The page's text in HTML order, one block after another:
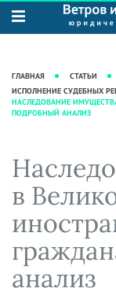
О нас
Рекомендации
Награды и
фирмы
Кейсы
Юридические
Корпоративная
Ведение
Защита активов
Ведение дел о
База знаний
практики"
Статьи
Аудиоподкасты
Видеоподкасты
Вопросы-ответы
Вебинары и
Прямые эфиры
ГЛАВНАЯ
СТАТЬИ
ИСПОЛНЕНИЕ СУДЕБНЫХ
НАСЛЕДОВАНИЕ
ПОДРОБНЫЙ АНАЛИЗ
в
анализ